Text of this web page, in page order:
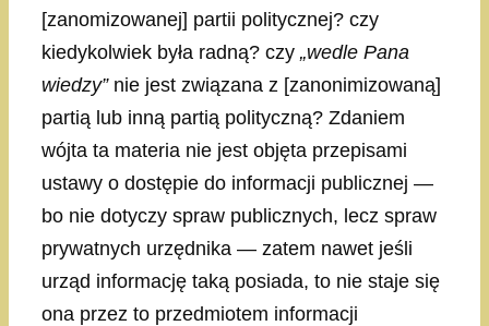
[zanomizowanej] partii politycznej? czy
kiedykolwiek była radną? czy „wedle Pana
wiedzy”nie jest związana z [zanonimizowaną]
partią lub inną partią polityczną? Zdaniem
wójta ta materia nie jest objęta przepisami
ustawy o dostępie do informacji publicznej —
bo nie dotyczy spraw publicznych, lecz spraw
prywatnych urzędnika — zatem nawet jeśli
urząd informację taką posiada, to nie staje się
ona przez to przedmiotem informacji